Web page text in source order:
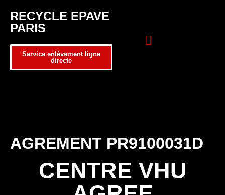
RECYCLE EPAVE
PARIS
Service enlèvement ligne
directe
AGREMENT PR9100031D
CENTRE VHU